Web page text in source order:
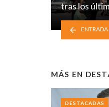
tras los
MÁS EN
DESTACADAS